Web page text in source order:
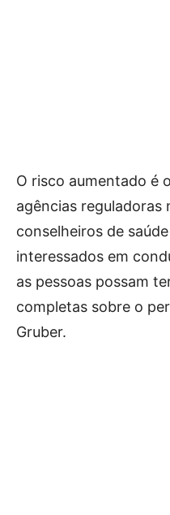
O risco aumentado é
agências
conselheiros de
interessados em
as pessoas possam
completas sobre o
Gruber.